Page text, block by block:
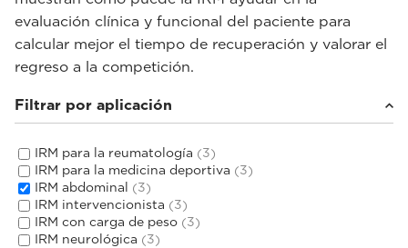
evaluación clínica y funcional del paciente para
calcular mejor el tiempo de recuperación y valorar el
regreso a la competición.
Filtrar por aplicación
IRM para la reumatología (3)
IRM para la medicina deportiva (3)
IRM abdominal (3)
IRM intervencionista (3)
IRM con carga de peso (3)
IRM neurológica (3)